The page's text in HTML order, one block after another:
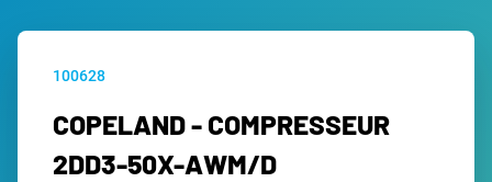
100628
COPELAND - COMPRESSEUR
2DD3-50X-AWM/D